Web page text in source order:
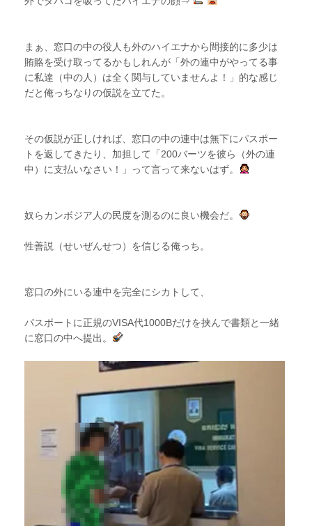
まぁ、窓口の中の役人も外のハイエナから間接的に多少は
賄賂を受け取ってるかもしれんが「外の連中がやってる事
に私達（中の人）は全く関与していませんよ！」的な感じ
だと俺っちなりの仮説を立てた。
その仮説が正しければ、窓口の中の連中は無下にパスポー
トを返してきたり、加担して「200バーツを彼ら（外の連
中）に支払いなさい！」って言って来ないはず。
奴らカンボジア人の民度を測るのに良い機会だ。
性善説（せいぜんせつ）を信じる俺っち。
窓口の外にいる連中を完全にシカトして、
パスポートに正規のVISA代1000Bだけを挟んで書類と一緒
に窓口の中へ提出。